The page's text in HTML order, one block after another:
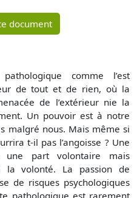
document
comme l’est
de tout et de rien, où la
de l’extérieur nie la
Un pouvoir est à notre
malgré nous. Mais même si
t-il pas l’angoisse ? Une
une part volontaire mais
la volonté. La passion de
de risques psychologiques
pathologique est rarement